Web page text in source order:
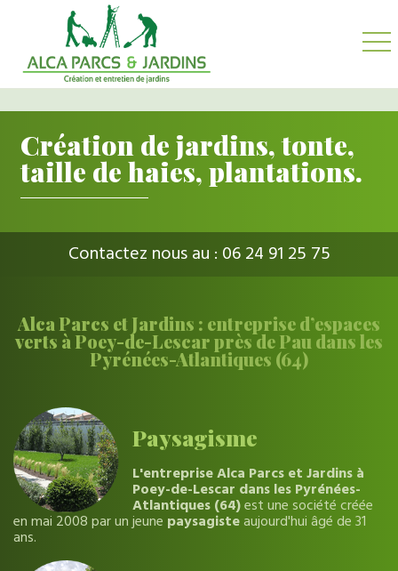
Création de jardins, tonte,
taille de haies, plantations.
Contactez nous au : 06 24 91 25 75
Alca Parcs et Jardins : entreprise d’espaces
verts à Poey-de-Lescar près de Pau dans les
Pyrénées-Atlantiques (64)
Paysagisme
L'entreprise Alca Parcs et Jardins à
Poey-de-Lescar dans les Pyrénées-
Atlantiques (64)est une société créée
en mai 2008 par un jeune paysagisteaujourd'hui âgé de 31
ans.